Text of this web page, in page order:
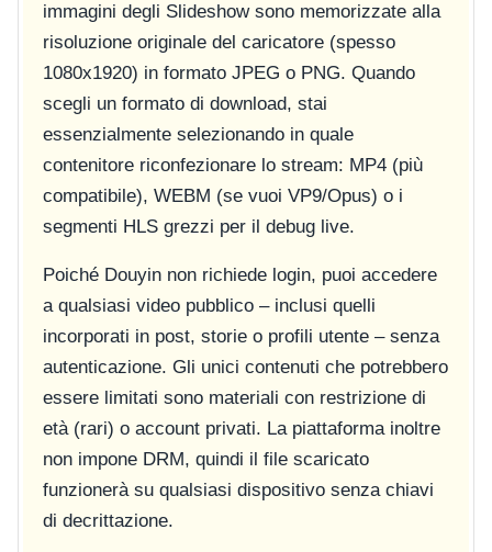
immagini degli Slideshow sono memorizzate alla
risoluzione originale del caricatore (spesso
1080x1920) in formato JPEG o PNG. Quando
scegli un formato di download, stai
essenzialmente selezionando in quale
contenitore riconfezionare lo stream: MP4 (più
compatibile), WEBM (se vuoi VP9/Opus) o i
segmenti HLS grezzi per il debug live.
Poiché Douyin non richiede login, puoi accedere
a qualsiasi video pubblico – inclusi quelli
incorporati in post, storie o profili utente – senza
autenticazione. Gli unici contenuti che potrebbero
essere limitati sono materiali con restrizione di
età (rari) o account privati. La piattaforma inoltre
non impone DRM, quindi il file scaricato
funzionerà su qualsiasi dispositivo senza chiavi
di decrittazione.